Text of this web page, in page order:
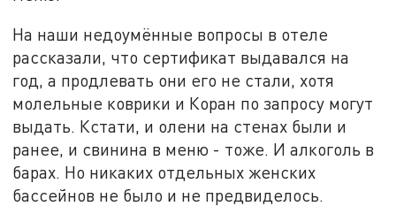
На наши недоумённые вопросы в отеле
рассказали, что сертификат выдавался на
год, а продлевать они его не стали, хотя
молельные коврики и Коран по запросу могут
выдать. Кстати, и олени на стенах были и
ранее, и свинина в меню - тоже. И алкоголь в
барах. Но никаких отдельных женских
бассейнов не было и не предвиделось.